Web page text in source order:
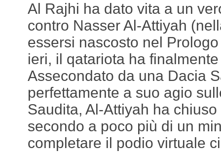
Al Rajhi ha dato vita a un
contro Nasser Al-Attiyah
essersi nascosto nel
ieri, il qatariota ha
Assecondato da una Dacia
perfettamente a suo agio
Saudita, Al-Attiyah ha
secondo a poco più di un
completare il podio virtuale